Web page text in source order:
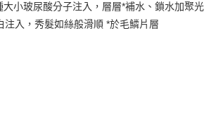
」】
小玻尿酸分子注入，層層*補水、鎖水加聚光
注入，秀髮如絲般滑順 *於毛鱗片層